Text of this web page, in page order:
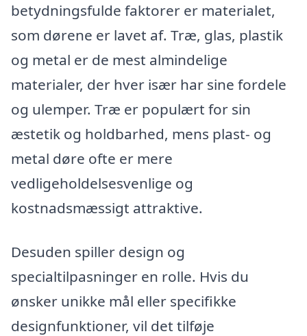
betydningsfulde faktorer er materialet,
som dørene er lavet af. Træ, glas, plastik
og metal er de mest almindelige
materialer, der hver især har sine fordele
og ulemper. Træ er populært for sin
æstetik og holdbarhed, mens plast- og
metal døre ofte er mere
vedligeholdelsesvenlige og
kostnadsmæssigt attraktive.
Desuden spiller design og
specialtilpasninger en rolle. Hvis du
ønsker unikke mål eller specifikke
designfunktioner, vil det tilføje